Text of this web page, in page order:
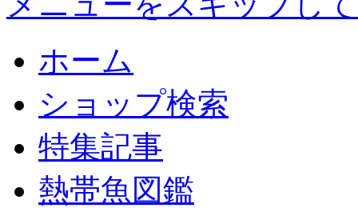
ホーム
ショップ検索
特集記事
熱帯魚図鑑